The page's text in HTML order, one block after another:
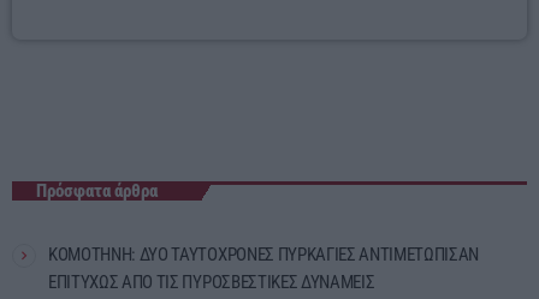
Πρόσφατα άρθρα
ΚΟΜΟΤΗΝΗ: ΔΥΟ ΤΑΥΤΟΧΡΟΝΕΣ ΠΥΡΚΑΓΙΕΣ ΑΝΤΙΜΕΤΩΠΙΣΑΝ
ΕΠΙΤΥΧΩΣ ΑΠΟ ΤΙΣ ΠΥΡΟΣΒΕΣΤΙΚΕΣ ΔΥΝΑΜΕΙΣ